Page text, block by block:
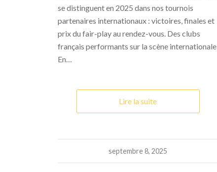
se distinguent en 2025 dans nos tournois
partenaires internationaux : victoires, finales et
prix du fair-play au rendez-vous. Des clubs
français performants sur la scène internationale
En…
Lire la suite
septembre 8, 2025